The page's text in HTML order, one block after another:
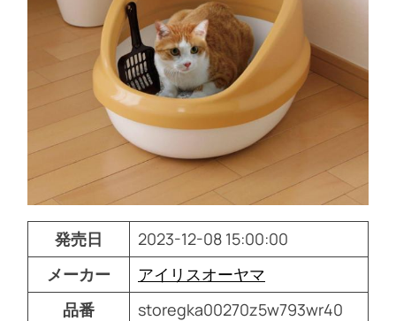
発売日
2023-12-08 15:00:00
メーカー
アイリスオーヤマ
品番
storegka00270z5w793wr40